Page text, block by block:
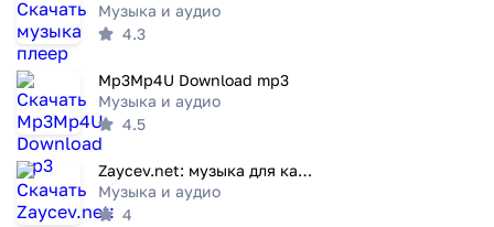
Музыка и аудио
4.3
Mp3Mp4U Download mp3
Музыка и аудио
4.5
Zaycev.net: музыка для каждого
Музыка и аудио
4